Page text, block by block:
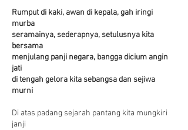
Rumput di kaki, awan di kepala, gah iringi
murba
seramainya, sederapnya, setulusnya kita
bersama
menjulang panji negara, bangga dicium angin
jati
di tengah gelora kita sebangsa dan sejiwa
murni
Di atas padang sejarah pantang kita mungkiri
janji